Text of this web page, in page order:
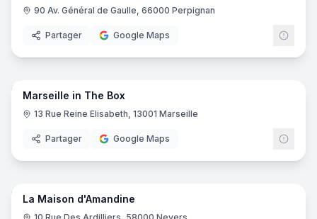
90 Av. Général de Gaulle, 66000 Perpignan
Partager Google Maps
5
Marseille in The Box
13 Rue Reine Elisabeth, 13001 Marseille
Partager Google Maps
8
La Maison d'Amandine